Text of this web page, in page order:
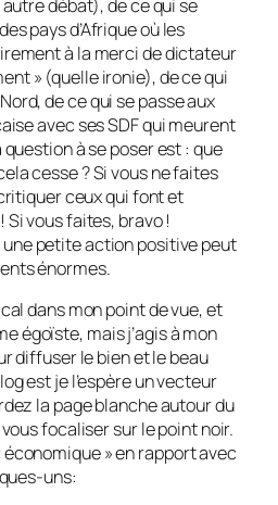
autre débat), de ce qui se
pays d’Afrique où les
à la merci de dictateur
» (quelle ironie), de ce qui
de ce qui se passe aux
avec ses SDF qui meurent
à se poser est : que
cesse ? Si vous ne faites
ceux qui font et
vous faites, bravo !
petite action positive peut
énormes.
dans mon point de vue, et
égoïste, mais j’agis à mon
diffuser le bien et le beau
est je l’espère un vecteur
la page blanche autour du
focaliser sur le point noir.
économique » en rapport avec
uns: